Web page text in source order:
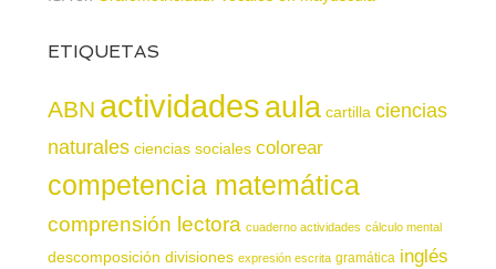
ETIQUETAS
ABN actividadesaula cartilla ciencias
naturales ciencias sociales colorear
competencia matemática
comprensión lectora cuaderno actividades cálculo mental
descomposición divisiones expresión escrita gramática inglés